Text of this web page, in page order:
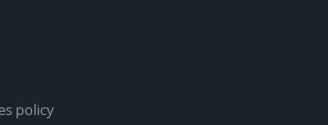
policy